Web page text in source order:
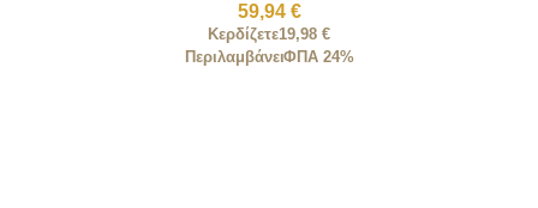
59,94 €
Κερδίζετε19,98 €
ΠεριλαμβάνειΦΠΑ 24%